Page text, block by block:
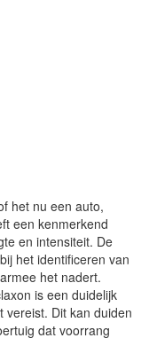
het nu een auto,
een kenmerkend
en intensiteit. De
het identificeren van
het nadert.
is een duidelijk
vereist. Dit kan duiden
dat voorrang